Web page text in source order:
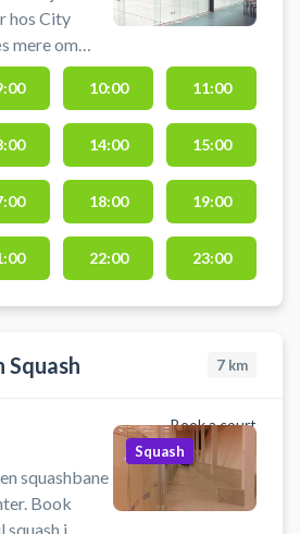
hos City
mere om
på
10:00 11:00
14:00 15:00
18:00 19:00
22:00 23:00
7 km
Book a court
squashbane
Book
squash i
Squash